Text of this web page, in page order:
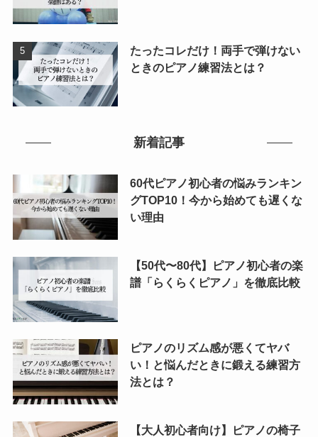
たったコレだけ！両手で弾けない
ときのピアノ練習法とは？
新着記事
60代ピアノ初心者の悩みランキン
グTOP10！今から始めても遅くな
い理由
【50代〜80代】ピアノ初心者の楽
譜「らくらくピアノ」を徹底比較
ピアノのリズム感が悪くてヤバ
い！と悩んだときに鍛える練習方
法とは？
【大人初心者向け】ピアノの椅子